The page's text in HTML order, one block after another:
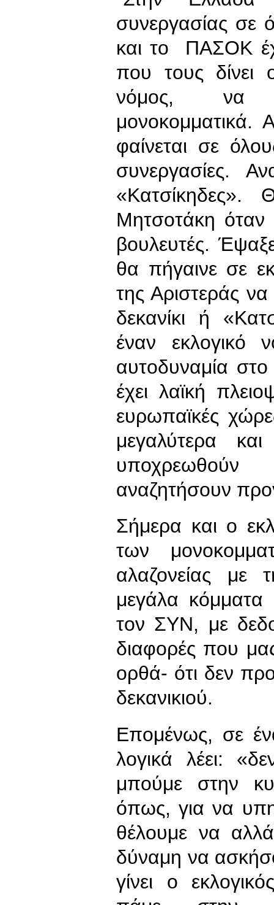
συνεργασίας σε
και το ΠΑΣΟΚ
που τους δίνει
νόμος, να
μονοκομματικά.
φαίνεται σε
συνεργασίες.
Μητσοτάκη όταν
βουλευτές.
θα πήγαινε σε
της Αριστεράς να
δεκανίκι ή
έναν εκλογικό
αυτοδυναμία
έχει λαϊκή
ευρωπαϊκές
μεγαλύτερα
αναζητήσουν
Σήμερα και ο
των
αλαζονείας με
μεγάλα κόμματα
τον ΣΥΝ, με
διαφορές που
ορθά- ότι δεν
δεκανικιού.
Επομένως, σε
λογικά λέει:
μπούμε στην
όπως, για να
θέλουμε να
δύναμη να
γίνει ο